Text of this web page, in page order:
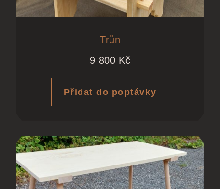
Trůn
9 800 Kč
Přidat do poptávky